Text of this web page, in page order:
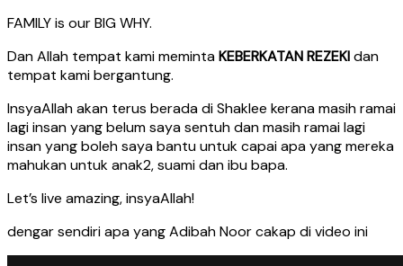
FAMILY is our BIG WHY.
Dan Allah tempat kami memintaKEBERKATAN REZEKIdan
tempat kami bergantung.
InsyaAllah akan terus berada di Shaklee kerana masih ramai
lagi insan yang belum saya sentuh dan masih ramai lagi
insan yang boleh saya bantu untuk capai apa yang mereka
mahukan untuk anak2, suami dan ibu bapa.
Let’s live amazing, insyaAllah!
dengar sendiri apa yang Adibah Noor cakap di video ini